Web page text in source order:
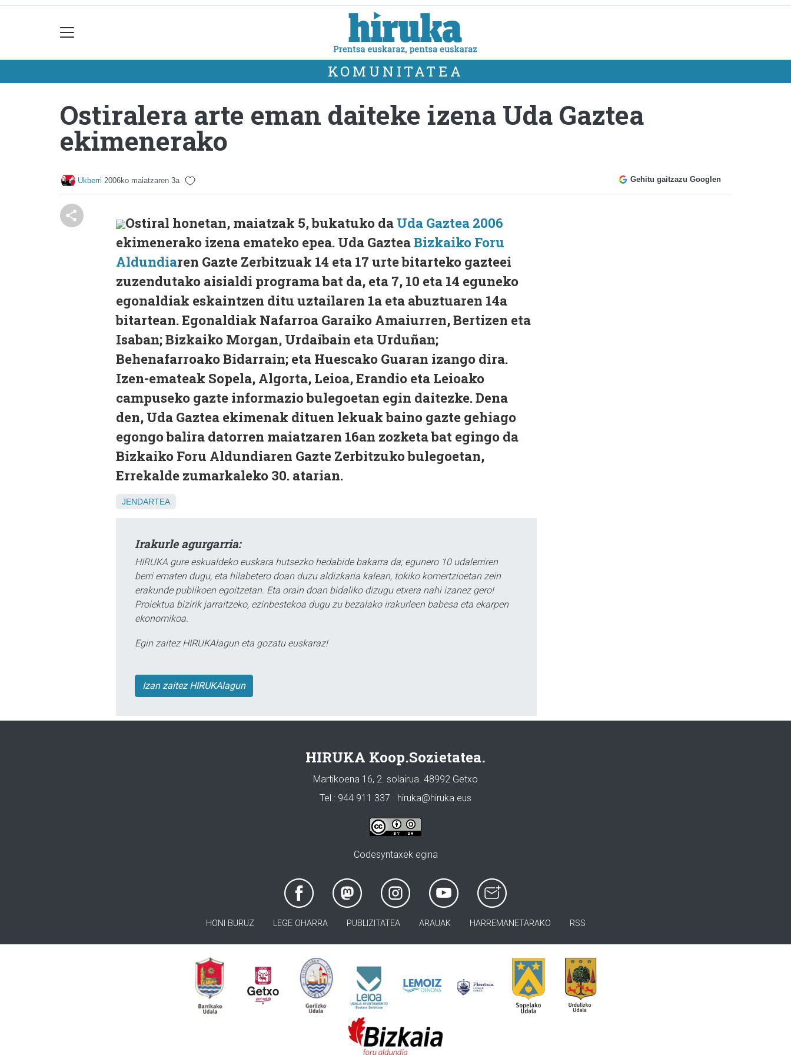
KOMUNITATEA
Ostiralera arte eman daiteke izena Uda Gaztea
ekimenerako
Ukberri 2006ko maiatzaren 3a Gehitu gaitzazu Googlen
Ostiral honetan, maiatzak 5, bukatuko da Uda Gaztea 2006
ekimenerako izena emateko epea. Uda GazteaBizkaiko Foru
Aldundiaren Gazte Zerbitzuak 14 eta 17 urte bitarteko gazteei
zuzendutako aisialdi programa bat da, eta 7, 10 eta 14 eguneko
egonaldiak eskaintzen ditu uztailaren 1a eta abuztuaren 14a
bitartean. Egonaldiak Nafarroa Garaiko Amaiurren, Bertizen eta
Isaban; Bizkaiko Morgan, Urdaibain eta Urduñan;
Behenafarroako Bidarrain; eta Huescako Guaran izango dira.
Izen-emateak Sopela, Algorta, Leioa, Erandio eta Leioako
campuseko gazte informazio bulegoetan egin daitezke. Dena
den, Uda Gaztea ekimenak dituen lekuak baino gazte gehiago
egongo balira datorren maiatzaren 16an zozketa bat egingo da
Bizkaiko Foru Aldundiaren Gazte Zerbitzuko bulegoetan,
Errekalde zumarkaleko 30. atarian.
JENDARTEA
Irakurle agurgarria:
HIRUKA gure eskualdeko euskara hutsezko hedabide bakarra da; egunero 10 udalerriren
berri ematen dugu, eta hilabetero doan duzu aldizkaria kalean, tokiko komertzioetan zein
erakunde publikoen egoitzetan. Eta orain doan bidaliko dizugu etxera nahi izanez gero!
Proiektua bizirik jarraitzeko, ezinbestekoa dugu zu bezalako irakurleen babesa eta ekarpen
ekonomikoa.
Egin zaitez HIRUKAlagun eta gozatu euskaraz!
Izan zaitez HIRUKAlagun
HIRUKA Koop.Sozietatea.
Martikoena 16, 2. solairua. 48992 Getxo
Tel.: 944 911 337 · hiruka@hiruka.eus
Codesyntaxek egina
HONI BURUZ LEGE OHARRA PUBLIZITATEA ARAUAK HARREMANETARAKO RSS